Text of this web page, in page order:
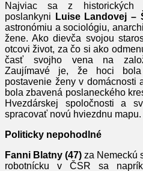
Najviac sa z historických
poslankyni
Luise Landovej –
astronómiu a sociológiu,
žene. Ako dievča svojou
otcovi život, za čo si ako
časť svojho vena na
Zaujímavé je, že hoci bola
postavenie ženy v domácnosti
bola zbavená poslaneckého
Hvezdárskej spoločnosti a
spracovať novú hviezdnu mapu.
Politicky nepohodlné
Fanni Blatny (47) za Nemeckú
robotnícku v ČSR sa